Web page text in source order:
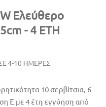
Ελεύθερο
- 4 ΕΤΗ
4-10 ΗΜΕΡΕΣ
10 σερβίτσια, 6
E με 4 έτη εγγύηση από